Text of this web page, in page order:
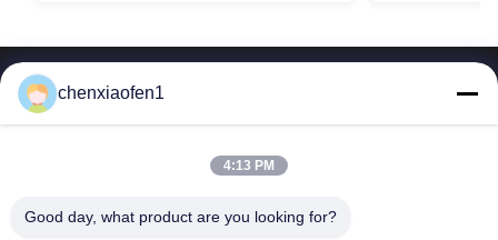
chenxiaofen1
4:13 PM
Good day, what product are you looking for?